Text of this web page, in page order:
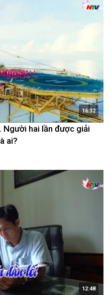
16:32
hai lần được giải
ai?
12:48